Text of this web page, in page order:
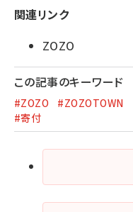
関連リンク
ZOZO
この記事のキーワード
#ZOZO #ZOZOTOWN
#寄付